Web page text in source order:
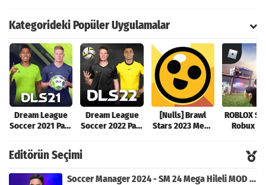
Kategorideki Popüler Uygulamalar
Dream League
Soccer 2021 Para
Dream League
Soccer 2022 Para
[Nulls] Brawl
Stars 2023 Mega
ROBLOX
Robux
Editörün Seçimi
Soccer Manager 2024 - SM 24 Mega Hileli MOD APK indir [v3.0.0]